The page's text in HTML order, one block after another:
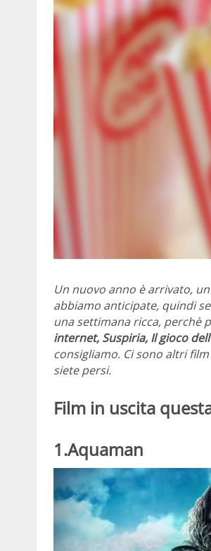
Un nuovo anno è arrivato,
abbiamo anticipate, quindi
una settimana ricca, perchè
internet, Suspiria, Il gioco
consigliamo. Ci sono altri
siete persi.
Film in uscita
1.Aquaman